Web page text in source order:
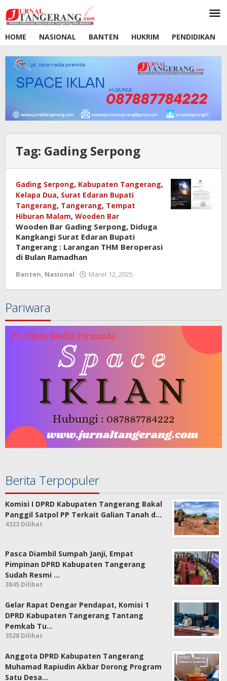
ke
konten
HOME
NASIONAL BANTEN HUKRIM PENDIDIKAN
Tag: Gading Serpong
Gading Serpong, Kabupaten Tangerang,
Kelapa Dua, Surat Edaran Bupati
Tangerang, Tangerang, Tempat
Hiburan Malam, Wooden Bar
Wooden Bar Gading Serpong, Diduga
Kangkangi Surat Edaran Bupati
Tangerang : Larangan THM Beroperasi
di Bulan Ramadhan
Banten, Nasional Maret 12, 2025
Pariwara
Berita Terpopuler
Komisi I DPRD Kabupaten Tangerang Bakal
Panggil Satpol PP Terkait Galian Tanah d…
4323 Dilihat
Pasca Diambil Sumpah Janji, Empat
Pimpinan DPRD Kabupaten Tangerang
Sudah Resmi …
3845 Dilihat
Gelar Rapat Dengar Pendapat, Komisi 1
DPRD Kabupaten Tangerang Tantang
Pemkab Tu…
3528 Dilihat
Anggota DPRD Kabupaten Tangerang
Muhamad Rapiudin Akbar Dorong Program
Satu Desa…